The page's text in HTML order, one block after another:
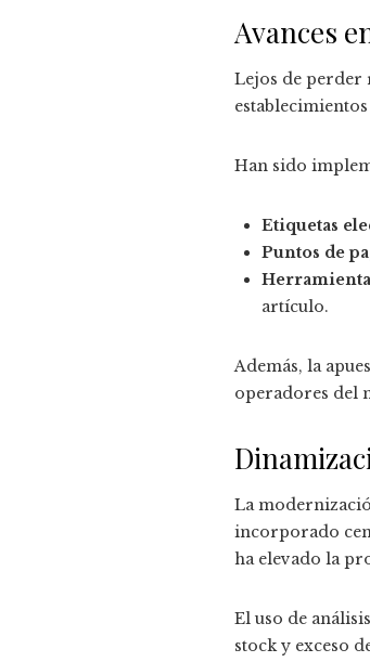
Avances
Lejos de perder
Han sido
Etiquetas
Puntos de
artículo.
Además, la
operadores del
La
incorporado
ha elevado la
El uso de
stock y exceso